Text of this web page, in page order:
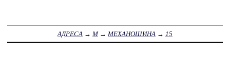
АДРЕСА → М→ МЕХАНОШИНА → 15